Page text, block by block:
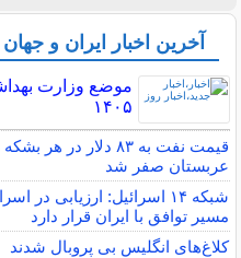
آخرین اخبار ایران و جهان
موضع وزارت
۱۴۰۵
قیمت نفت به ۸۳ دلار
عربستان صفر شد
شبکه ۱۴ اسرائیل: ارزیابی
مسیر توافق با ایران قرار دارد
کلاغ‌های انگلیس بی پروبال شدند